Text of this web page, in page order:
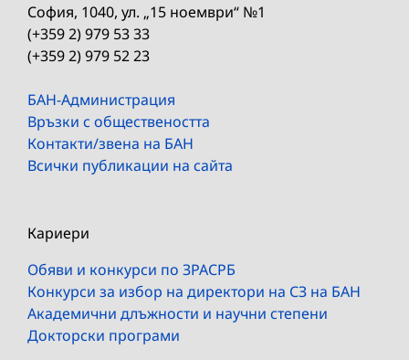
София, 1040, ул. „15 ноември“ №1
(+359 2) 979 53 33
(+359 2) 979 52 23
БАН-Администрация
Връзки с обществеността
Контакти/звена на БАН
Всички публикации на сайта
Кариери
Обяви и конкурси по ЗРАСРБ
Конкурси за избор на директори на СЗ на БАН
Академични длъжности и научни степени
Докторски програми